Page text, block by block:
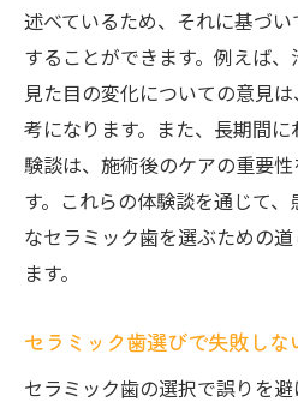
述べているため、それに基づ
することができます。例えば
見た目の変化についての意見
考になります。また、長期間
験談は、施術後のケアの重要
す。これらの体験談を通じて
なセラミック歯を選ぶための
ます。
セラミック歯選びで失敗し
セラミック歯の選択で誤りを